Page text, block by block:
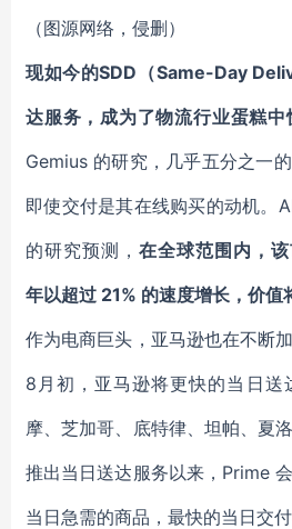
（图源网络，侵删）
现如今的SDD（Same-Day
达服务，成为了物流行业蛋糕
Gemius 的研究，几乎五分之一
即使交付是其在线购买的动机。
的研究预测， 在全球范围内，
年以超过 21% 的速度增长，价值
作为电商巨头，亚马逊也在不断
8月初，亚马逊将更快的当日送
摩、芝加哥、底特律、坦帕、夏
推出当日送达服务以来，Prime
当日急需的商品，最快的当日交